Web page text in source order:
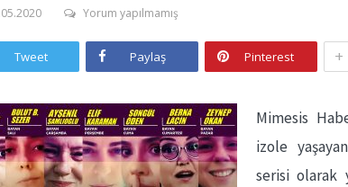
Yorum yapılmamış
Tweet Paylaş Pinterest +
Mimesis
izole
serisi olarak